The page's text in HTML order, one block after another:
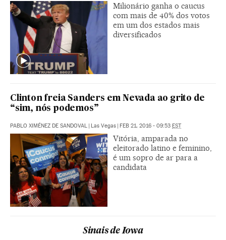
Milionário ganha o caucus
com mais de 40% dos votos
em um dos estados mais
diversificados
Clinton freia Sanders em Nevada ao grito de
“sim, nós podemos”
PABLO XIMÉNEZ DE SANDOVAL | Las Vegas | FEB 21, 2016 - 09:53 EST
Vitória, amparada no
eleitorado latino e feminino,
é um sopro de ar para a
candidata
Sinais de Iowa